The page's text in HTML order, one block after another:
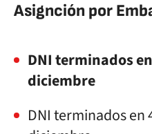
Asignción por
DNI terminados
diciembre
DNI terminados en